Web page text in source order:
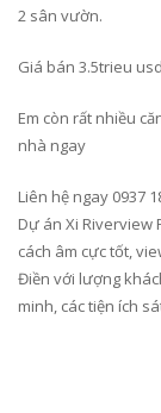
2 sân vườn.
Giá bán 3.5trieu
Em còn rất nhiều
nhà ngay
Liên hệ ngay 0937
Dự án Xi Riverview
cách âm cực tốt,
Điền với lượng
minh, các tiện ích